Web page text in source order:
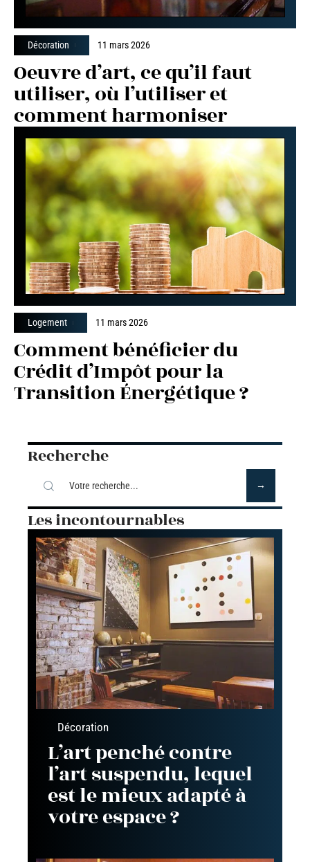
Décoration 11 mars 2026
Oeuvre d’art, ce qu’il faut
utiliser, où l’utiliser et
comment harmoniser
Logement 11 mars 2026
Comment bénéficier du
Crédit d’Impôt pour la
Transition Énergétique ?
Recherche
Les incontournables
Décoration
L’art penché contre
l’art suspendu, lequel
est le mieux adapté à
votre espace ?